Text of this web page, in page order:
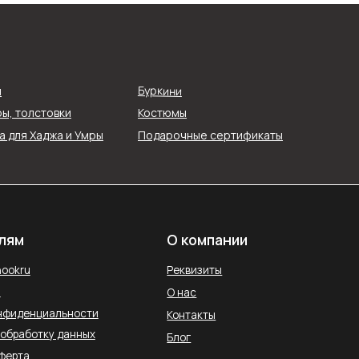
толстовки
Буркини
Костюмы
Подарочные сертификаты
для Хаджа и Умры
Уфа,